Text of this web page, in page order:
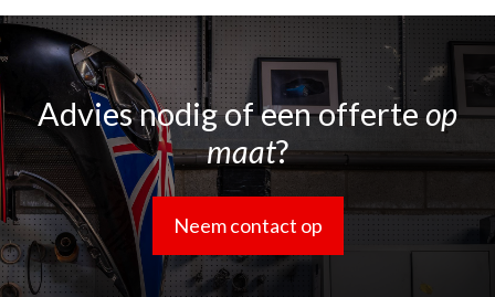
Advies nodig of een offerteop
maat?
Neem contact op